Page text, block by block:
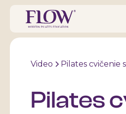
Video Pilates cvičenie
Pilates